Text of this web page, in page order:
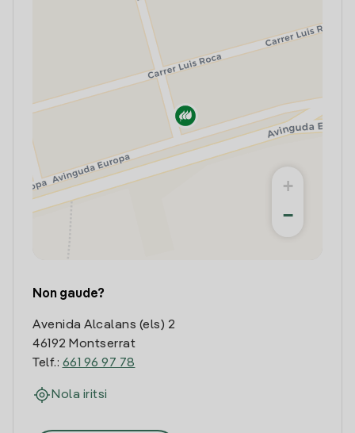
+
−
Non gaude?
Avenida Alcalans (els) 2
46192 Montserrat
Telf.: 661 96 97 78
Nola iritsi